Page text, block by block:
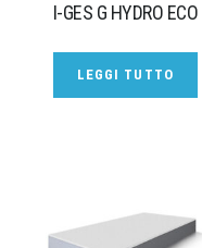
I-GES G HYDRO ECO
LEGGI TUTTO